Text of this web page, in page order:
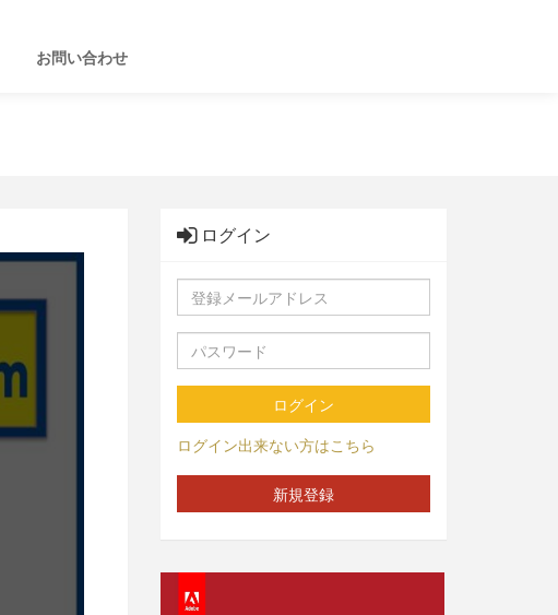
お問い合わせ
ログイン
ログイン
ログイン出来ない方はこちら
新規登録